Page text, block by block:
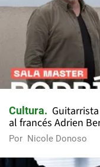
Cultura
al francés Adrien
Por Nicole Donoso